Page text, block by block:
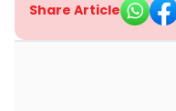
Share Article